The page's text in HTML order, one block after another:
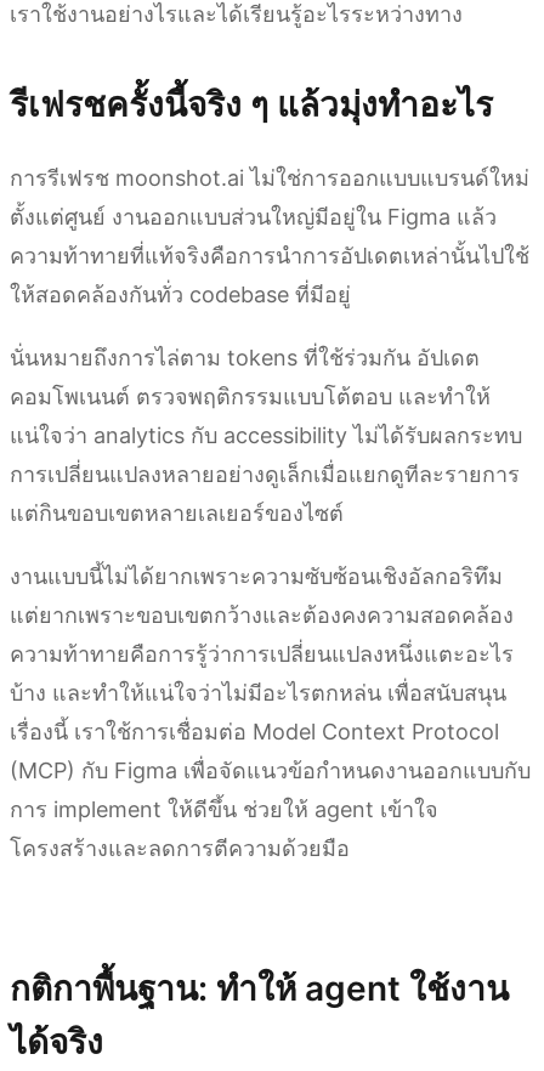
เราใช้งานอย่างไรและได้เรียนรู้อะไรระหว่างทาง
รีเฟรชครั้งนี้จริง ๆ แล้วมุ่งทำอะไร
การรีเฟรช moonshot.ai ไม่ใช่การออกแบบแบรนด์ใหม่
ตั้งแต่ศูนย์ งานออกแบบส่วนใหญ่มีอยู่ใน Figma แล้ว
ความท้าทายที่แท้จริงคือการนำการอัปเดตเหล่านั้นไปใช้
ให้สอดคล้องกันทั่ว codebase ที่มีอยู่
นั่นหมายถึงการไล่ตาม tokens ที่ใช้ร่วมกัน อัปเดต
คอมโพเนนต์ ตรวจพฤติกรรมแบบโต้ตอบ และทำให้
แน่ใจว่า analytics กับ accessibility ไม่ได้รับผลกระทบ
การเปลี่ยนแปลงหลายอย่างดูเล็กเมื่อแยกดูทีละรายการ
แต่กินขอบเขตหลายเลเยอร์ของไซต์
งานแบบนี้ไม่ได้ยากเพราะความซับซ้อนเชิงอัลกอริทึม
แต่ยากเพราะขอบเขตกว้างและต้องคงความสอดคล้อง
ความท้าทายคือการรู้ว่าการเปลี่ยนแปลงหนึ่งแตะอะไร
บ้าง และทำให้แน่ใจว่าไม่มีอะไรตกหล่น เพื่อสนับสนุน
เรื่องนี้ เราใช้การเชื่อมต่อ Model Context Protocol
(MCP) กับ Figma เพื่อจัดแนวข้อกำหนดงานออกแบบกับ
การ implement ให้ดีขึ้น ช่วยให้ agent เข้าใจ
โครงสร้างและลดการตีความด้วยมือ
กติกาพื้นฐาน: ทำให้ agent ใช้งาน
ได้จริง